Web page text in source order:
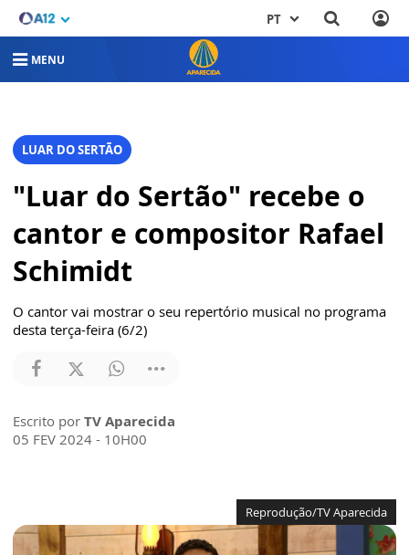
PT
MENU
LUAR DO SERTÃO
"Luar do Sertão" recebe o
cantor e compositor Rafael
Schimidt
O cantor vai mostrar o seu repertório musical no programa
desta terça-feira (6/2)
Escrito por TV Aparecida
05 FEV 2024 - 10H00
Reprodução/TV Aparecida